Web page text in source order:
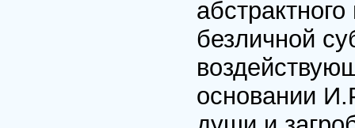
безличной
основании